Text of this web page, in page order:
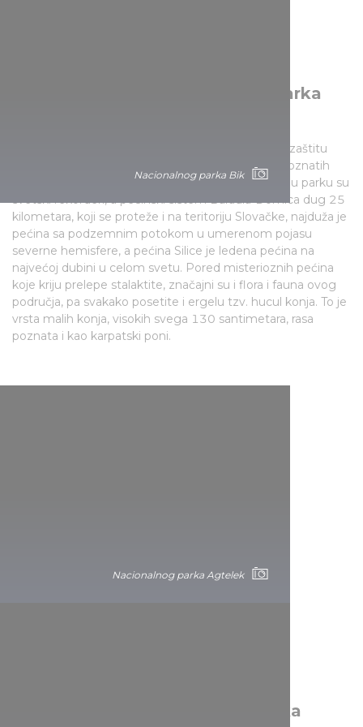
Nacionalnog parka Bik
Podzemne tajne Nacionalnog parka
Agtelek je prvi nacionalni park u zemlji izrazito za zaštitu
geoloških vrednosti, površinskih kraških pojava i poznatih
pećina sa stalaktitima i stalagmitima. Dve pećine u parku su
svetski rekorderi, a pećinski sistem Baradla-Domica dug 25
kilometara, koji se proteže i na teritoriju Slovačke, najduža je
pećina sa podzemnim potokom u umerenom pojasu
severne hemisfere, a pećina Silice je ledena pećina na
najvećoj dubini u celom svetu. Pored misterioznih pećina
koje kriju prelepe stalaktite, značajni su i flora i fauna ovog
područja, pa svakako posetite i ergelu tzv. hucul konja. To je
vrsta malih konja, visokih svega 130 santimetara, rasa
poznata i kao karpatski poni.
Nacionalnog parka Agtelek
Ravnica i reke Nacionalnog parka